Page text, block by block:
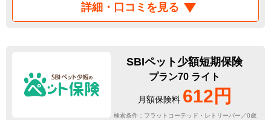
詳細・口コミを見る
SBIペット少額短期保険
プラン70 ライト
月額保険料 612円
検索条件：フラットコーテッド・レトリーバー／0歳